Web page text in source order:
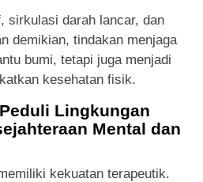
sirkulasi darah lancar, dan
demikian, tindakan menjaga
bumi, tetapi juga menjadi
kesehatan fisik.
Lingkungan
Mental dan
kekuatan terapeutik.